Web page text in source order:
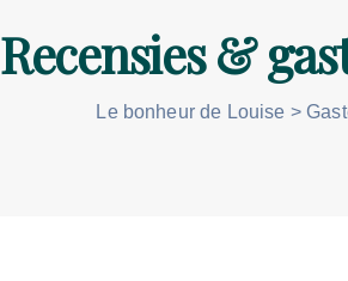
Recensies &
Le bonheur de Louise >